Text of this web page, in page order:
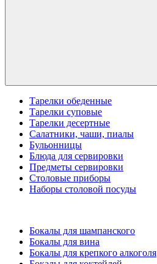
Тарелки обеденные
Тарелки суповые
Тарелки десертные
Салатники, чаши, пиалы
Бульонницы
Блюда для сервировки
Предметы сервировки
Столовые приборы
Наборы столовой посуды
Бокалы для шампанского
Бокалы для вина
Бокалы для крепкого алкоголя